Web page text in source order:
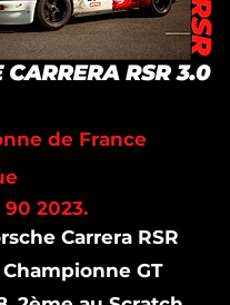
de France
90 2023.​
Carrera RSR
GT